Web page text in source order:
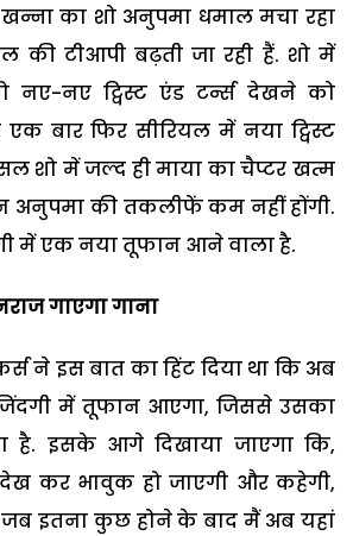
का शो अनुपमा धमाल मचा रहा
की टीआपी बढ़ती जा रही हैं. शो में
नए-नए ट्विस्ट एंड टर्न्स देखने को
बार फिर सीरियल में नया ट्विस्ट
शो में जल्द ही माया का चैप्टर खत्म
अनुपमा की तकलीफें कम नहीं होंगी.
में एक नया तूफान आने वाला है.
गाएगा गाना
ने इस बात का हिंट दिया था कि अब
में तूफान आएगा, जिससे उसका
है. इसके आगे दिखाया जाएगा कि,
देख कर भावुक हो जाएगी और कहेगी,
इतना कुछ होने के बाद मैं अब यहां